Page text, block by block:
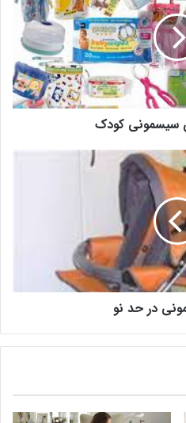
سیسمونی کودک
در حد نو